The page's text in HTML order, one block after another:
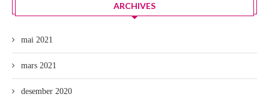
ARCHIVES
mai 2021
mars 2021
desember 2020